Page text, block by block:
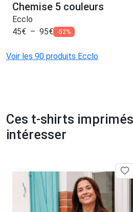
Chemise 5 couleurs
Ecclo
45€ – 95€ -52%
Voir les 90 produits Ecclo
Ces t-shirts
intéresser